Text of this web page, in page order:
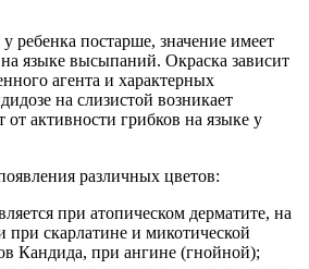
ребенка постарше, значение имеет
языке высыпаний. Окраска зависит
агента и характерных
на слизистой возникает
от активности грибков на языке у
различных цветов:
при атопическом дерматите, на
при скарлатине и микотической
Кандида, при ангине (гнойной);